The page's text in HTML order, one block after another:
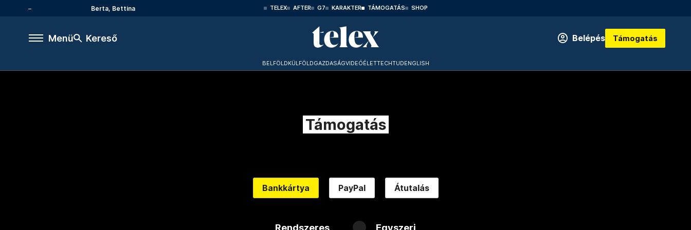
Berta, Bettina TELEX AFTER G7 KARAKTER TÁMOGATÁS SHOP
Menü Kereső Belépés Támogatás
BELFÖLDKÜLFÖLDGAZDASÁGVIDEÓÉLETTECHTUDENGLISH
Támogatás
Bankkártya PayPal Átutalás
Rendszeres Egyszeri